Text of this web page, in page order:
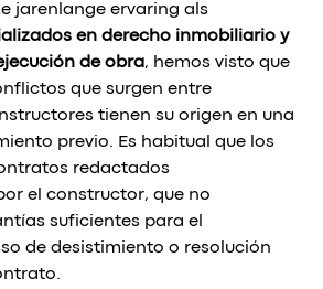
jarenlange ervaring als
en derecho inmobiliario y
de obra, hemos visto que
que surgen entre
tienen su origen en una
previo. Es habitual que los
redactados
el constructor, que no
suficientes para el
de desistimiento o resolución